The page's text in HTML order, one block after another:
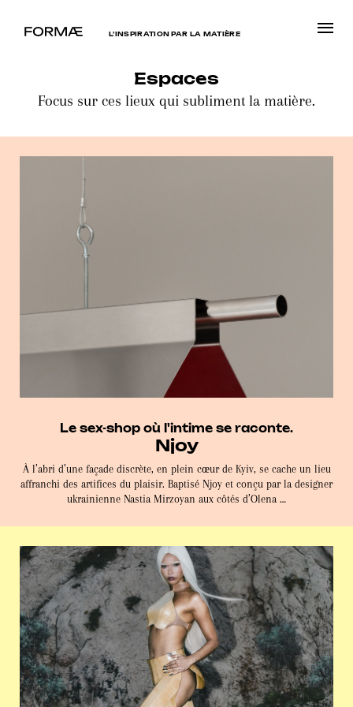
L’INSPIRATION PAR LA MATIÈRE
Espaces
Focus sur ces lieux qui subliment la matière.
Le sex-shop où l'intime se raconte.
Njoy
À l’abri d’une façade discrète, en plein cœur de Kyiv, se cache un lieu
affranchi des artifices du plaisir. Baptisé Njoy et conçu par la designer
ukrainienne Nastia Mirzoyan aux côtés d’Olena …